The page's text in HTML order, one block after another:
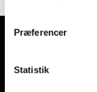
Præferencer
StatistikKalender